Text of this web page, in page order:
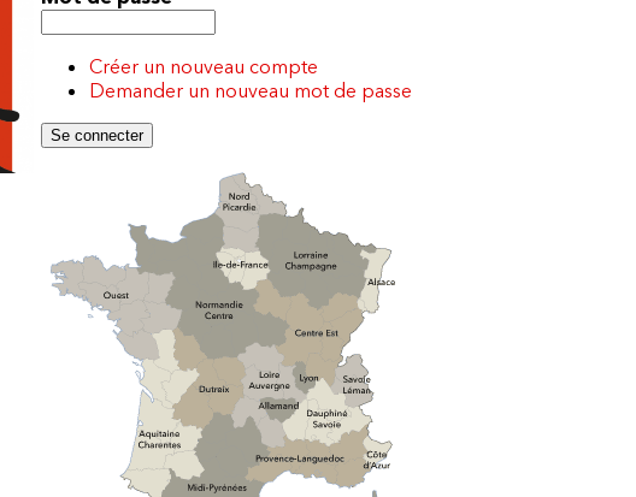
Créer un nouveau compte
Demander un nouveau mot de passe